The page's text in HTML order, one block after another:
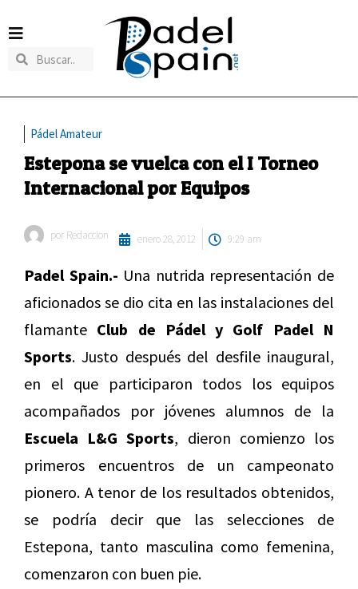
Pádel Amateur
Estepona se vuelca con el I Torneo
Internacional por Equipos
por Redaccion enero 28, 2012 9:29 am
Padel Spain.- Una nutrida representación de
aficionados se dio cita en las instalaciones del
flamante Club de Pádel y Golf Padel N
Sports. Justo después del desfile inaugural,
en el que participaron todos los equipos
acompañados por jóvenes alumnos de la
Escuela L&G Sports, dieron comienzo los
primeros encuentros de un campeonato
pionero. A tenor de los resultados obtenidos,
se podría decir que las selecciones de
Estepona, tanto masculina como femenina,
comenzaron con buen pie.